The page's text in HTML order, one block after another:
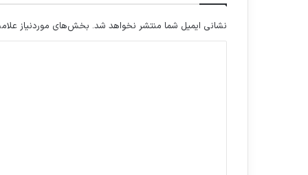
نشانی ایمیل شما منتشر نخواهد شد. بخش‌های موردنیاز